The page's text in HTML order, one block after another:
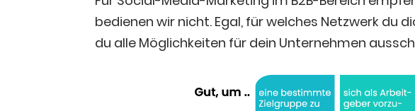
bedie­nen wir nicht. Egal, für wel­ches Netz­werk du
du alle Mög­lich­kei­ten für dein Unter­neh­men